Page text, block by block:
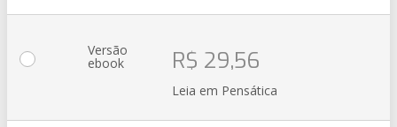
Versão
ebook R$ 29,56
Leia em Pensática